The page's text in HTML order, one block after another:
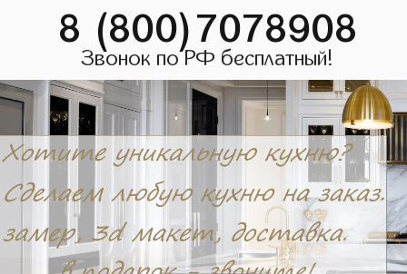
8 (800)7078908
Звонок по РФ бесплатный!